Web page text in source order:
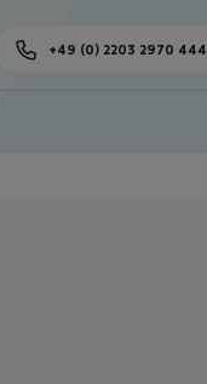
+49 (0) 2203 2970 444